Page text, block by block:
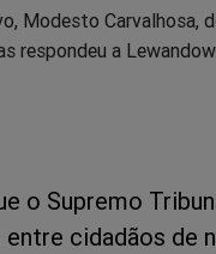
Modesto Carvalhosa,
respondeu a
o Supremo
cidadãos de